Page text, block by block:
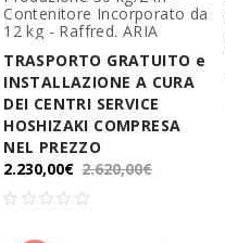
Contenitore Incorporato da
12 kg - Raffred. ARIA
TRASPORTO GRATUITO e
INSTALLAZIONE A CURA
DEI CENTRI SERVICE
HOSHIZAKI COMPRESA
NEL PREZZO
2.230,00€ 2.620,00€